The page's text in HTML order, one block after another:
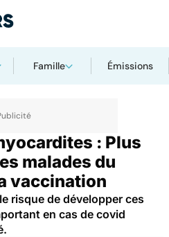
Famille Émissions
: Plus
malades du
vaccination
risque de développer ces
en cas de covid